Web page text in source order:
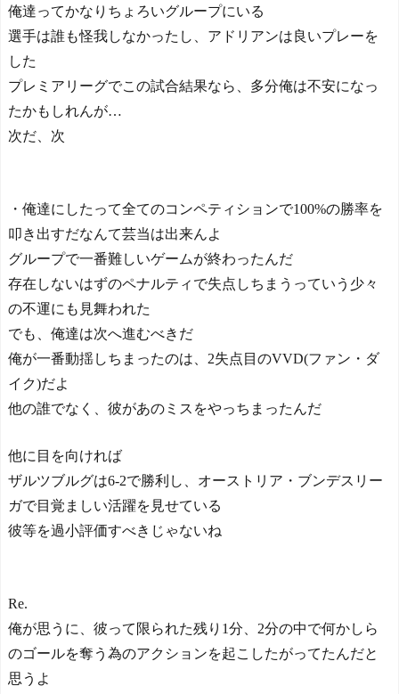
俺達ってかなりちょろいグループにいる
選手は誰も怪我しなかったし、アドリアンは良いプレーを
した
プレミアリーグでこの試合結果なら、多分俺は不安になっ
たかもしれんが…
次だ、次
・俺達にしたって全てのコンペティションで100%の勝率を
叩き出すだなんて芸当は出来んよ
グループで一番難しいゲームが終わったんだ
存在しないはずのペナルティで失点しちまうっていう少々
の不運にも見舞われた
でも、俺達は次へ進むべきだ
俺が一番動揺しちまったのは、2失点目のVVD(ファン・ダ
イク)だよ
他の誰でなく、彼があのミスをやっちまったんだ
他に目を向ければ
ザルツブルグは6-2で勝利し、オーストリア・ブンデスリー
ガで目覚ましい活躍を見せている
彼等を過小評価すべきじゃないね
Re.
俺が思うに、彼って限られた残り1分、2分の中で何かしら
のゴールを奪う為のアクションを起こしたがってたんだと
思うよ